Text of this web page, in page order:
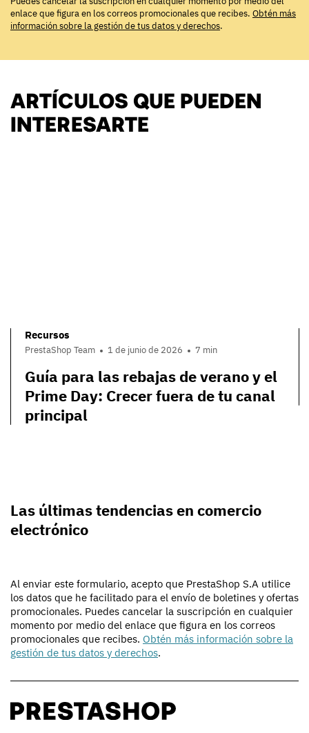
enlace que figura en los correos promocionales que recibes. Obtén más
información sobre la gestión de tus datos y derechos.
ARTÍCULOS QUE PUEDEN
INTERESARTE
Recursos
PrestaShop Team 1 de junio de 2026 7 min
Guía para las rebajas de verano y el
Prime Day: Crecer fuera de tu canal
principal
Las últimas tendencias en comercio
electrónico
Al enviar este formulario, acepto que PrestaShop S.A utilice
los datos que he facilitado para el envío de boletines y ofertas
promocionales. Puedes cancelar la suscripción en cualquier
momento por medio del enlace que figura en los correos
promocionales que recibes. Obtén más información sobre la
gestión de tus datos y derechos.